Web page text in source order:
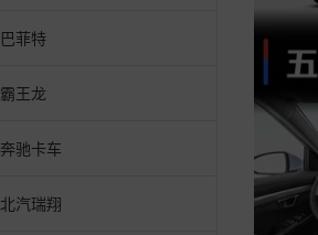
巴菲特
霸王龙
奔驰卡车
北汽瑞翔